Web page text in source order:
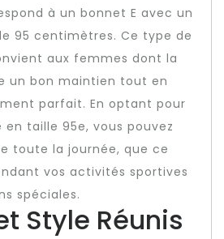
à un bonnet E avec un
95 centimètres. Ce type de
aux femmes dont la
un bon maintien tout en
parfait. En optant pour
taille 95e, vous pouvez
toute la journée, que ce
vos activités sportives
spéciales.
Style Réunis